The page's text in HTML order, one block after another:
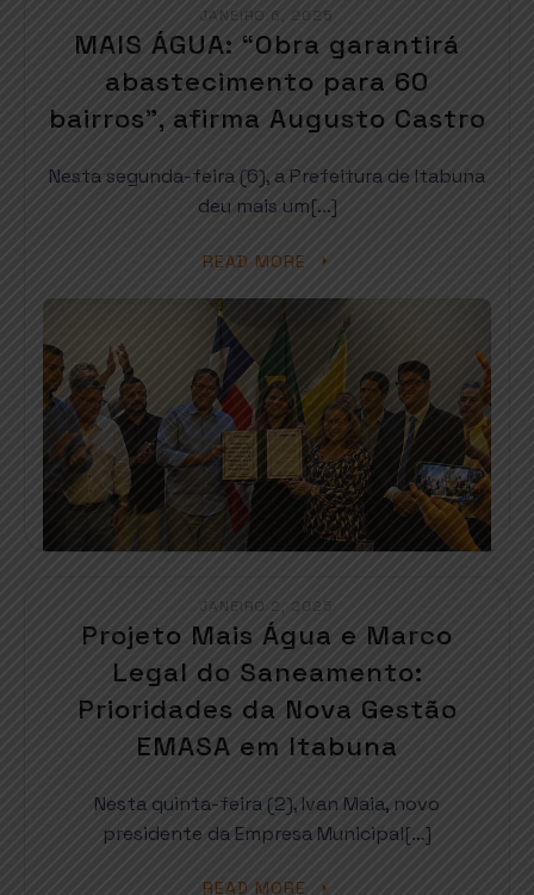
JANEIRO 6, 2025
MAIS ÁGUA: “Obra garantirá
abastecimento para 60
bairros”, afirma Augusto Castro
Nesta segunda-feira (6), a Prefeitura de Itabuna
deu mais um[…]
READ MORE
JANEIRO 2, 2025
Projeto Mais Água e Marco
Legal do Saneamento:
Prioridades da Nova Gestão
EMASA em Itabuna
Nesta quinta-feira (2), Ivan Maia, novo
presidente da Empresa Municipal[…]
READ MORE